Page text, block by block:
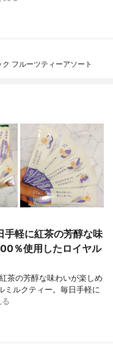
フルーツティーアソート
手軽に紅茶の芳醇な味
％使用したロイヤル
茶の芳醇な味わいが楽しめ
ミルクティー。毎日手軽に